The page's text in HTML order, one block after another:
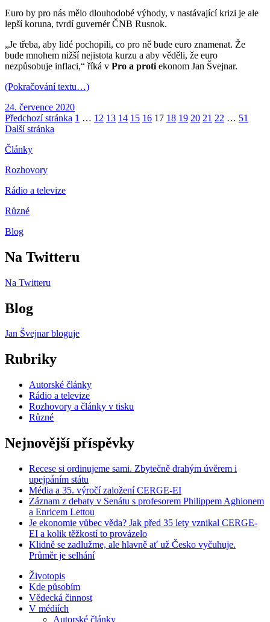
Euro by pro nás mělo dlouhodobé výhody, v nastávající krizi je ale
lepší koruna, tvrdí guvernér ČNB Rusnok.
„Je třeba, aby lidé pochopili, co pro ně bude euro znamenat. Že
bude mnohem nižší nejistota kurzu a aby věděli, že euro
nezpůsobuje inflaci,“ říká v Pro a proti ekonom Jan Švejnar.
(Pokračování textu…)
Publikováno:
24. července 2020
Stránkování
příspěvků
Předchozí stránka Stránka:
1 … Stránka:
12 Stránka:
13 Stránka:
14 Stránka:
15 Stránka:
16 Stránka:
17 Stránka:
18 Stránka:
19 Stránka:
20 Stránka:
21 Stránka:
22 … Stránka:
51
Další stránka
Články
Rozhovory
Rádio a televize
Různé
Blog
Na Twitteru
Na Twitteru
Blog
Jan Švejnar bloguje
Rubriky
Autorské články
Rádio a televize
Rozhovory a články v tisku
Různé
Nejnovější příspěvky
Recese si ordinujeme sami. Zbytečně drahým úvěrem i
upejpáním státu
Média a 35. výročí založení CERGE-EI
Záznam z debaty v Senátu s profesorem Philippem Aghionem
a Enricem Lettou
Je ekonomie vůbec věda? Jak před 35 lety vznikal CERGE-
EI a kolik těžkostí to provázelo
Klidně se zadlužme, ale hlavně ať už Česko vyčuhuje.
Průměr je selhání
Životopis
Kde působím
Vědecká činnost
V médiích
Autorské články